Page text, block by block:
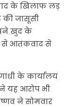
के खिलाफ लड़
की जासूसी
खुद के
से आतंकवाद से
के कार्यालय
यह आरोप भी
ने सोमवार